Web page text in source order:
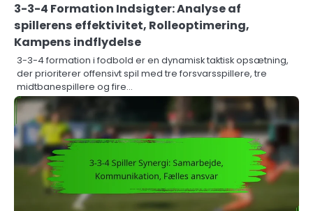
3-3-4 Formation Indsigter: Analyse af
spillerens effektivitet, Rolleoptimering,
Kampens indflydelse
3-3-4 formation i fodbold er en dynamisk taktisk opsætning,
der prioriterer offensivt spil med tre forsvarsspillere, tre
midtbanespillere og fire…